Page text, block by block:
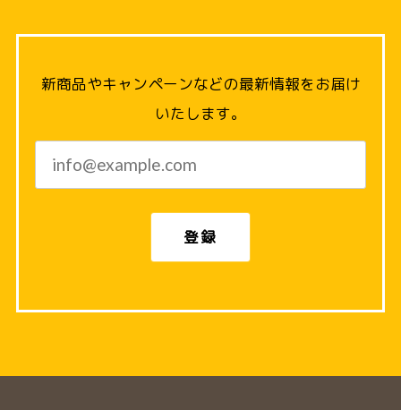
新商品やキャンペーンなどの最新情報をお届け
いたします。
登録